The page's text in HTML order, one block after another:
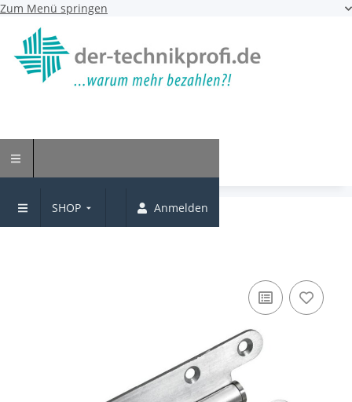
Zum Menü springen
SHOP Anmelden
Türband